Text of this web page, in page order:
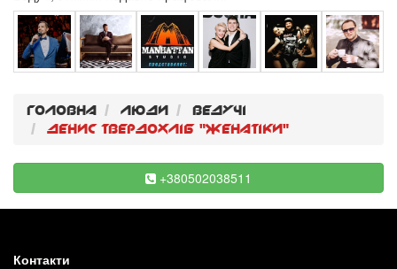
Головна Люди
Ведучi
Денис Твердохлiб "Женатiки"
+380502038511
Контакти